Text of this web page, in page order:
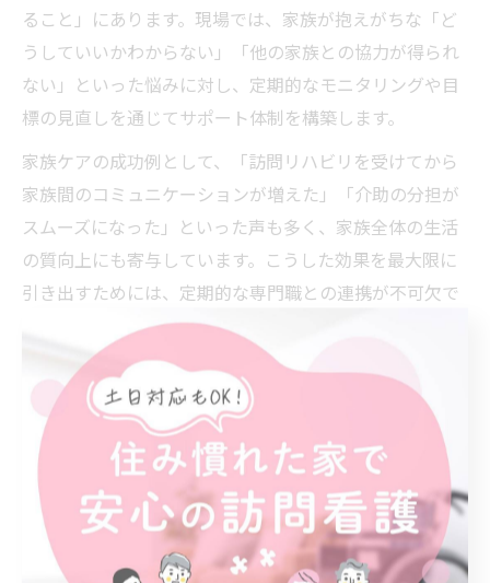
ること」にあります。現場では、家族が抱えがちな「ど
うしていいかわからない」「他の家族との協力が得られ
ない」といった悩みに対し、定期的なモニタリングや目
標の見直しを通じてサポート体制を構築します。
家族ケアの成功例として、「訪問リハビリを受けてから
家族間のコミュニケーションが増えた」「介助の分担が
スムーズになった」といった声も多く、家族全体の生活
の質向上にも寄与しています。こうした効果を最大限に
引き出すためには、定期的な専門職との連携が不可欠で
訪問リハビリで家族が抱える悩みを解消
訪問リハビリの現場では「しんどい」「将来が不安」と
いった家族の声が多く聞かれます。こうした悩みの背景
には、介護の知識不足や身体的負担の増加、将来的な介
護継続への不安などがあります。訪問リハビリでは、家
族の悩みをヒアリングし、一人ひとりに合ったサポート